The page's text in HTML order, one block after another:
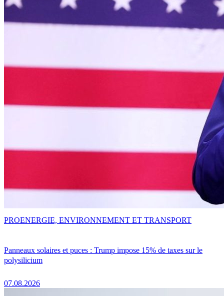
Panneaux solaires et puces : Trump impose 15% de taxes sur le
polysilicium
07.08.2026
PROENERGIE, ENVIRONNEMENT ET TRANSPORT